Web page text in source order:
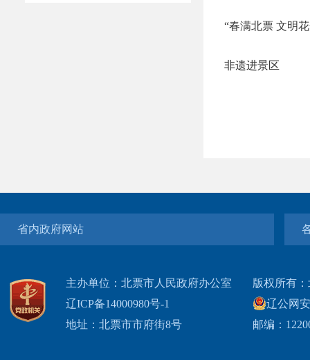
“春满北票 文明
非遗进景区
省内政府网站
主办单位：北票市人民政府办公室
辽ICP备14000980号-1
地址：北票市市府街8号
版权所有
辽公网
邮编：